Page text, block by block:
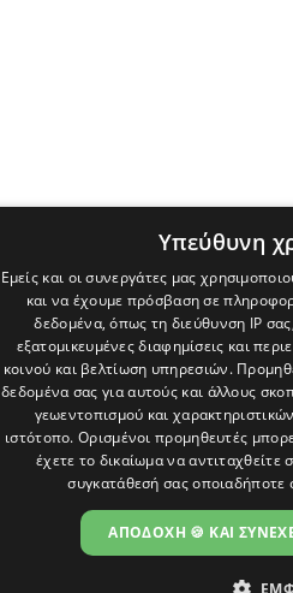
Υπεύθυνη
Εμείς και οι συνεργάτες μας
και να έχουμε πρόσβαση σε
δεδομένα, όπως τη διεύθυνση IP
εξατομικευμένες διαφημίσεις και
κοινού και βελτίωση υπηρεσιών.
δεδομένα σας για αυτούς και άλλους
γεωεντοπισμού και
ιστότοπο. Ορισμένοι προμηθευτές
έχετε το δικαίωμα να αντιταχθείτε
συγκατάθεσή σας οποιαδήποτε
ΑΠΟΔΟΧΗ 🍪 ΚΑΙ